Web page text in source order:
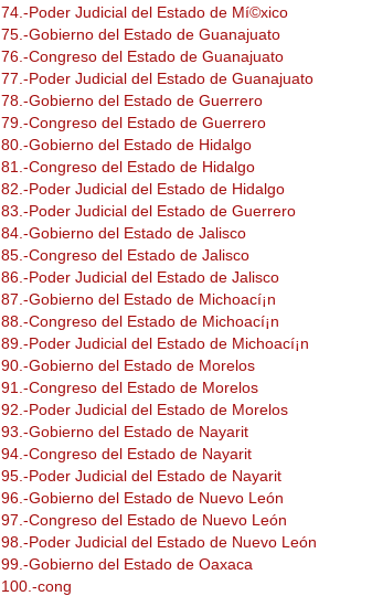
74.-Poder Judicial del Estado de Mí©xico
75.-Gobierno del Estado de Guanajuato
76.-Congreso del Estado de Guanajuato
77.-Poder Judicial del Estado de Guanajuato
78.-Gobierno del Estado de Guerrero
79.-Congreso del Estado de Guerrero
80.-Gobierno del Estado de Hidalgo
81.-Congreso del Estado de Hidalgo
82.-Poder Judicial del Estado de Hidalgo
83.-Poder Judicial del Estado de Guerrero
84.-Gobierno del Estado de Jalisco
85.-Congreso del Estado de Jalisco
86.-Poder Judicial del Estado de Jalisco
87.-Gobierno del Estado de Michoací¡n
88.-Congreso del Estado de Michoací¡n
89.-Poder Judicial del Estado de Michoací¡n
90.-Gobierno del Estado de Morelos
91.-Congreso del Estado de Morelos
92.-Poder Judicial del Estado de Morelos
93.-Gobierno del Estado de Nayarit
94.-Congreso del Estado de Nayarit
95.-Poder Judicial del Estado de Nayarit
96.-Gobierno del Estado de Nuevo León
97.-Congreso del Estado de Nuevo León
98.-Poder Judicial del Estado de Nuevo León
99.-Gobierno del Estado de Oaxaca
100.-cong